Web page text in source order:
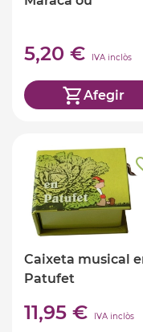
5,20 € IVA inclòs
Afegir
Caixeta musical
Patufet
11,95 € IVA inclòs